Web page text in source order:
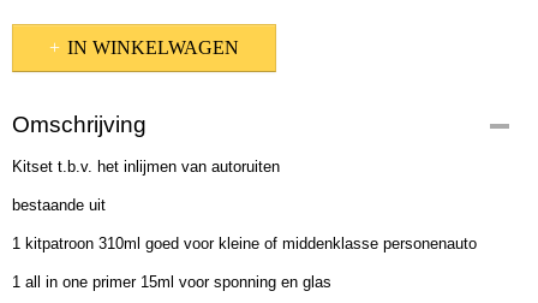
IN WINKELWAGEN
Omschrijving
Kitset t.b.v. het inlijmen van autoruiten
bestaande uit
1 kitpatroon 310ml goed voor kleine of middenklasse personenauto
1 all in one primer 15ml voor sponning en glas